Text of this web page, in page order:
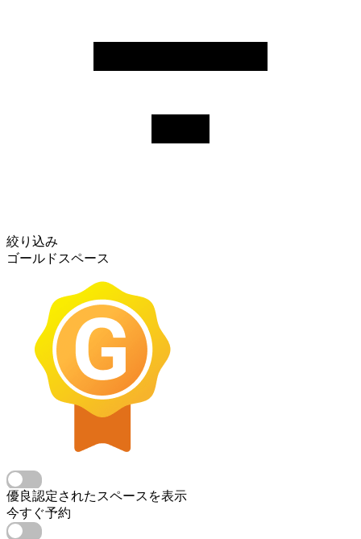
絞り込み
ゴールドスペース
優良認定されたスペースを表示
今すぐ予約